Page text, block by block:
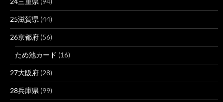
25滋賀県 (44)
26京都府 (56)
ため池カード (16)
27大阪府 (28)
28兵庫県 (99)